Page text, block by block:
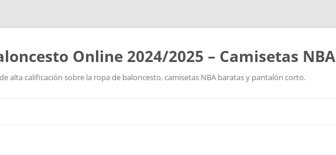
Online 2024/2025 – Camisetas NBA
alta calificación sobre la ropa de baloncesto, camisetas NBA baratas y pantalón corto.